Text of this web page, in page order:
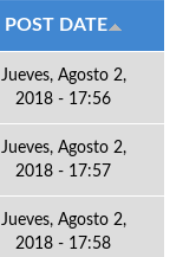
POST DATE
Jueves, Agosto 2,
2018 - 17:56
Jueves, Agosto 2,
2018 - 17:57
Jueves, Agosto 2,
2018 - 17:58